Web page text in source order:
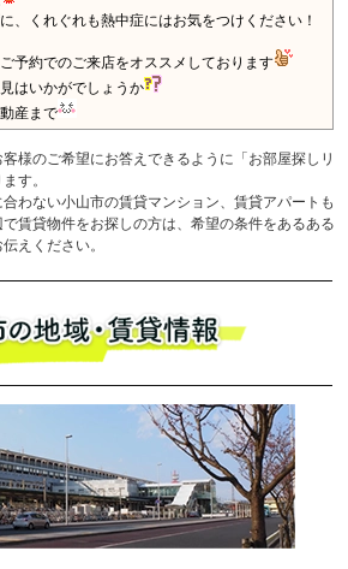
様のご希望にお答えできるように「お部屋探しリ
す。
わない小山市の賃貸マンション、賃貸アパートも
賃貸物件をお探しの方は、希望の条件をあるある
えください。